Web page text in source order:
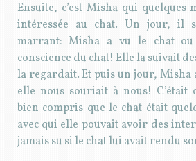
Ensuite, c’est Misha qui quelques
intéressée au chat. Un jour, il
marrant: Misha a vu le chat
conscience du chat! Elle la suivait
la regardait. Et puis un jour, Misha
elle nous souriait à nous! C’était
bien compris que le chat était
avec qui elle pouvait avoir des
jamais su si le chat lui avait rendu